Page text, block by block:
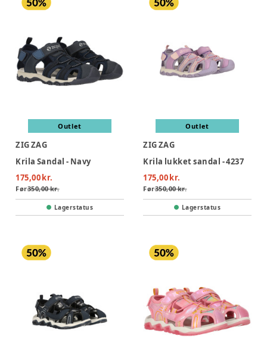
Outlet
ZIG ZAG
Krila Sandal - Navy
175,00 kr.
Før350,00 kr.
Lagerstatus
Outlet
ZIG ZAG
Krila lukket sandal - 4237
175,00 kr.
Før350,00 kr.
Lagerstatus